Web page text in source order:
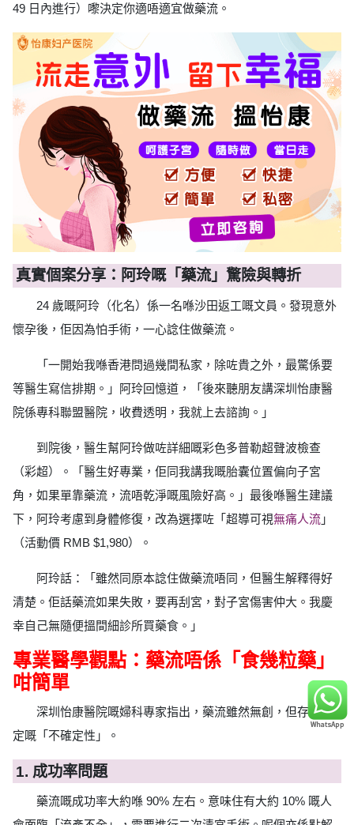
49 日內進行）嚟決定你適唔適宜做藥流。
真實個案分享：阿玲嘅「藥流」驚險與轉折
24 歲嘅阿玲（化名）係一名喺沙田返工嘅文員。發現意外
懷孕後，佢因為怕手術，一心諗住做藥流。
「一開始我喺香港問過幾間私家，除咗貴之外，最驚係要
等醫生寫信排期。」阿玲回憶道，「後來聽朋友講深圳怡康醫
院係專科聯盟醫院，收費透明，我就上去諮詢。」
到院後，醫生幫阿玲做咗詳細嘅彩色多普勒超聲波檢查
（彩超）。「醫生好專業，佢同我講我嘅胎囊位置偏向子宮
角，如果單靠藥流，流唔乾淨嘅風險好高。」最後喺醫生建議
下，阿玲考慮到身體修復，改為選擇咗「超導可視無痛人流 」
（活動價 RMB $1,980）。
阿玲話：「雖然同原本諗住做藥流唔同，但醫生解釋得好
清楚。佢話藥流如果失敗，要再刮宮，對子宮傷害仲大。我慶
幸自己無隨便搵間細診所買藥食。」
專業醫學觀點：藥流唔係「食幾粒藥」
咁簡單
深圳怡康醫院嘅婦科專家指出，藥流雖然無創，但存在一
定嘅「不確定性」。
1. 成功率問題
藥流嘅成功率大約喺 90% 左右。意味住有大約 10% 嘅人